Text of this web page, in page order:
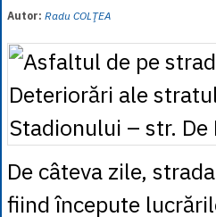
Autor: Radu COLŢEA
De câteva zile,
fiind începute